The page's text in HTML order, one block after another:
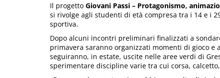
Il progetto Giovani Passi – Protagonismo,
si rivolge agli studenti di età compresa tra i 14 e i
sportiva.
Dopo alcuni incontri preliminari finalizzati a
primavera saranno organizzati momenti di gioco e
seguiranno, in estate, uscite nelle aree verdi di
sperimentare discipline varie tra cui corsa,